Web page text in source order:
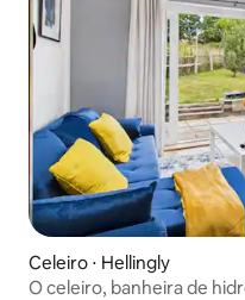
Celeiro ⋅ Hellingly
O celeiro, banheira de